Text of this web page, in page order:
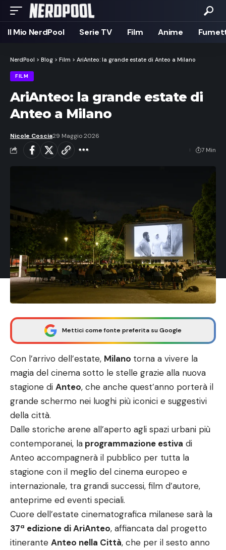
Il Mio NerdPool Serie TV Film Anime
NerdPool > Blog > Film > AriAnteo: la grande estate di Anteo a Milano
FILM
AriAnteo: la grande estate di
Anteo a Milano
Nicole Coscia29 Maggio 2026
7 Min
Mettici come fonte preferita su Google
Con l’arrivo dell’estate, Milano torna a vivere la
magia del cinema sotto le stelle grazie alla nuova
stagione di Anteo, che anche quest’anno porterà il
grande schermo nei luoghi più iconici e suggestivi
della città.
Dalle storiche arene all’aperto agli spazi urbani più
contemporanei, la programmazione estiva di
Anteo accompagnerà il pubblico per tutta la
stagione con il meglio del cinema europeo e
internazionale, tra grandi successi, film d’autore,
anteprime ed eventi speciali.
Cuore dell’estate cinematografica milanese sarà la
37ª edizione di AriAnteo, affiancata dal progetto
itinerante Anteo nella Città, che per il sesto anno